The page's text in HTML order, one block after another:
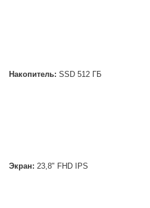
Накопитель: SSD 512 ГБ
Экран: 23,8" FHD IPS